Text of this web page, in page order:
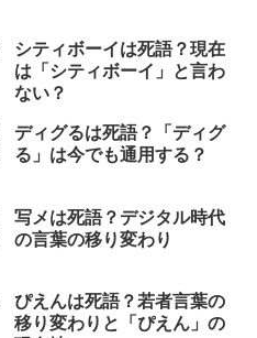
シティボーイは死語？現在
は「シティボーイ」と言わ
ない？
ディグるは死語？「ディグ
る」は今でも通用する？
写メは死語？デジタル時代
の言葉の移り変わり
ぴえんは死語？若者言葉の
移り変わりと「ぴえん」の